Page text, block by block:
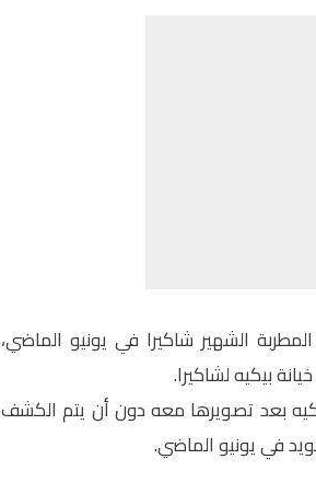
الشهير شاكيرا في يونيو الماضي،
بيكيه لشاكيرا.
بعد تصويرها معه دون أن يتم الكشف
في يونيو الماضي.